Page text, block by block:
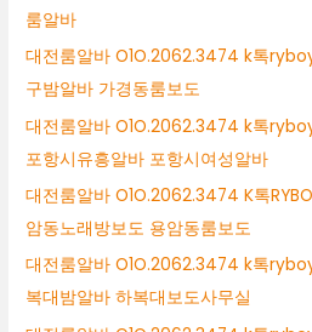
룸알바
대전룸알바 O1O.2062.3474 k톡
구밤알바 가경동룸보도
대전룸알바 O1O.2062.3474 k톡
포항시유흥알바 포항시여성알바
대전룸알바 O1O.2062.3474 K톡
암동노래방보도 용암동룸보도
대전룸알바 O1O.2062.3474 k톡
복대밤알바 하복대보도사무실